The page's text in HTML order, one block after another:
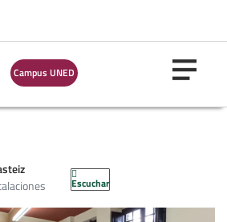
Campus UNED
Escuchar